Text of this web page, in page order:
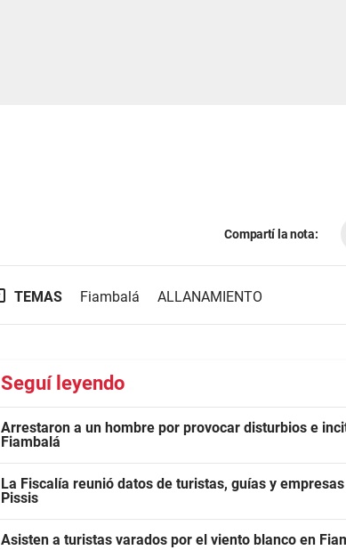
Compartí la nota:
TEMAS Fiambalá ALLANAMIENTO
Seguí leyendo
Arrestaron a un hombre por provocar disturbios e
Fiambalá
La Fiscalía reunió datos de turistas, guías y
Pissis
Asisten a turistas varados por el viento blanco en